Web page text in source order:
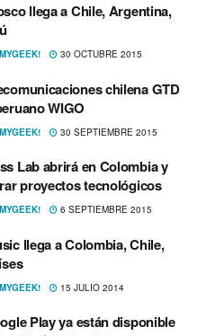
llega a Chile, Argentina,
30 OCTUBRE 2015
chilena GTD
WIGO
30 SEPTIEMBRE 2015
Lab abrirá en Colombia y
proyectos tecnológicos
6 SEPTIEMBRE 2015
llega a Colombia, Chile,
15 JULIO 2014
Play ya están disponible